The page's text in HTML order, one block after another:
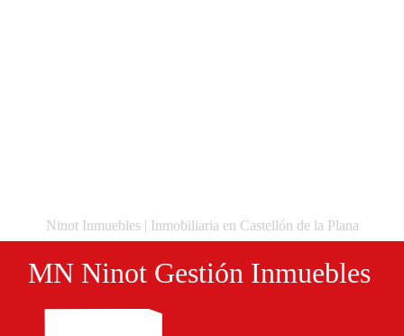
Ninot Inmuebles | Inmobiliaria en Castellón de la Plana
MN Ninot Gestión Inmuebles